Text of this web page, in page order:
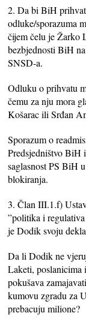
2. Da bi BiH
odluke/sporazuma
čijem čelu je Žarko
bezbjednosti BiH
SNSD-a.
Odluku o prihvatu
čemu za nju mora
Košarac ili Srđan
Sporazum o
Predsjedništvo BiH
saglasnost PS BiH
blokiranja.
3. Član III.1.f)
”politika i
je Dodik svoju
Da li Dodik ne
Laketi,
pokušava
kumovu zgradu za
prebacuju milione?